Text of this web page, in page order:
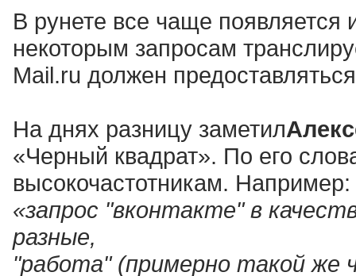
В рунете все чаще
некоторым запросам
Mail.ru должен
На днях разницу заметил
«Черный квадрат». По его
высокочастотникам. Например:
«запрос "вконтакте" в
разные,
"работа" (примерно такой